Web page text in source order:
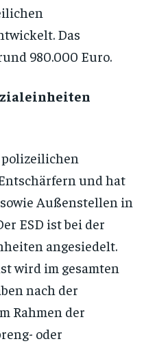
Das
980.000 Euro.
polizeilichen
und hat
Außenstellen in
ESD ist bei der
angesiedelt.
wird im gesamten
nach der
Rahmen der
oder